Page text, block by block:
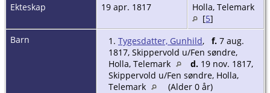
Ekteskap
19 apr. 1817
Holla, Telemark
[5]
Barn
1. Tygesdatter, Gunhild, f. 7 aug.
1817, Skippervold u/Fen søndre,
Holla, Telemark
d. 19 nov. 1817,
Skippervold u/Fen søndre, Holla,
Telemark
(Alder 0 år)